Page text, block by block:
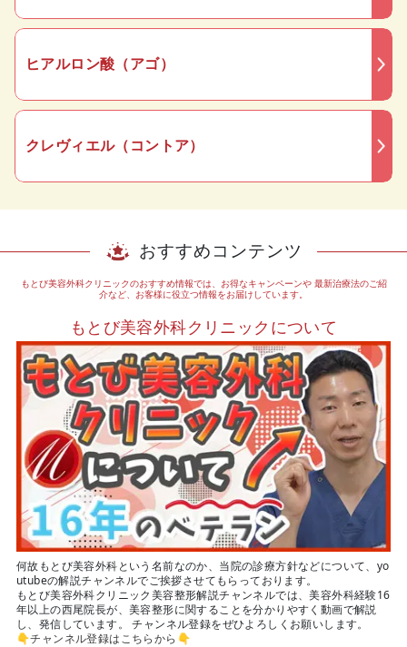
ヒアルロン酸（アゴ）
クレヴィエル（コントア）
おすすめコンテンツ
もとび美容外科クリニックのおすすめ情報では、お得なキャンペーンや最新治療法のご紹
介など、お客様に役立つ情報をお届けしています。
もとび美容外科クリニックについて
何故もとび美容外科という名前なのか、当院の診療方針などについて、yo
utubeの解説チャンネルでご挨拶させてもらっております。
もとび美容外科クリニック美容整形解説チャンネルでは、美容外科経験16
年以上の西尾院長が、美容整形に関することを分かりやすく動画で解説
し、発信しています。 チャンネル登録をぜひよろしくお願いします。
👇チャンネル登録はこちらから 👇